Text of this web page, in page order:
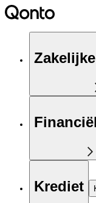
Krediet